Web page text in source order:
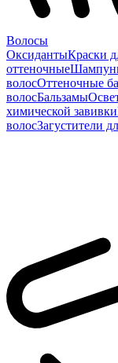
Волосы
ОксидантыКраски
оттеночные
волосОттеночные
волосБальзамы
химической завивки
волосЗагустители